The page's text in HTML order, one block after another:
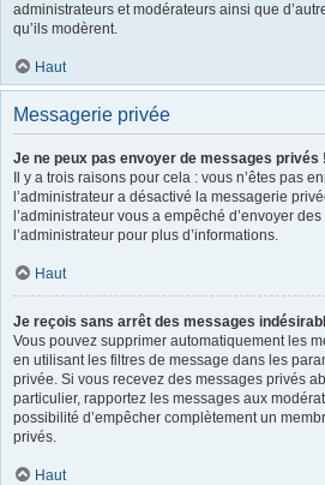
administrateurs et modérateurs ainsi que
qu’ils modèrent.
Haut
Messagerie privée
Je ne peux pas envoyer de messages privés !
Il y a trois raisons pour cela : vous n’êtes pas
l’administrateur a désactivé la messagerie
l’administrateur vous a empêché d’envoyer
l’administrateur pour plus d’informations.
Haut
Je reçois sans arrêt des messages
Vous pouvez supprimer automatiquement les
en utilisant les filtres de message dans les
privée. Si vous recevez des messages privés
particulier, rapportez les messages aux
possibilité d’empêcher complètement un
privés.
Haut